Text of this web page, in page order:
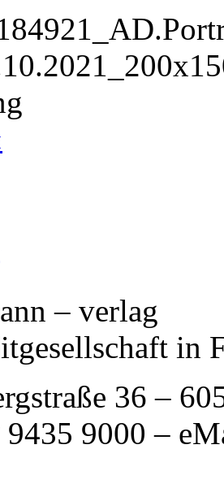
– verlag
in
36 –
9435 9000 –